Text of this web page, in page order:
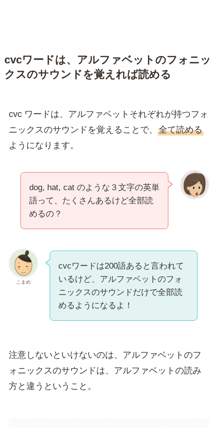
cvcワードは、アルファベットのフォニッ
クスのサウンドを覚えれば読める
cvc ワードは、アルファベットそれぞれが持つフォ
ニックスのサウンドを覚えることで、 全て読める
ようになります。
dog, hat, cat のような３文字の英単
語って、たくさんあるけど全部読
めるの？
こまめ
cvcワードは200語あると言われて
いるけど、アルファベットのフォ
ニックスのサウンドだけで全部読
めるようになるよ！
注意しないといけないのは、アルファベットのフ
ォニックスのサウンドは、アルファベットの読み
方と違うということ。